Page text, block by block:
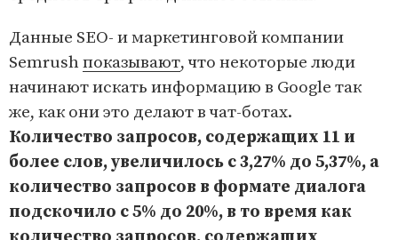
Данные SEO- и маркетинговой компании
Semrush показывают, что некоторые люди
начинают искать информацию в Google так
же, как они это делают в чат-ботах.
Количество запросов, содержащих 11 и
более слов, увеличилось с 3,27% до 5,37%, а
количество запросов в формате диалога
подскочило с 5% до 20%, в то время как